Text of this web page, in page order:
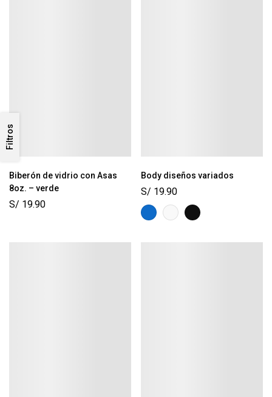
Filtros
Biberón de vidrio con Asas
8oz. – verde
S/ 19.90
Body diseños variados
S/ 19.90